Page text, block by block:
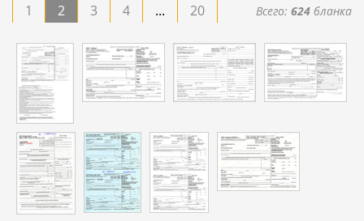
1 2 3 4 ... 20 Всего: 624 бланка